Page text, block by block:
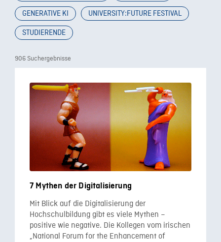
906 Suchergebnisse
7 Mythen der Digitalisierung
Mit Blick auf die Digitalisierung der
Hochschulbildung gibt es viele Mythen –
positive wie negative. Die Kollegen vom irischen
„National Forum for the Enhancement of
GENERATIVE KI
UNIVERSITY:FUTURE FESTIVAL
STUDIERENDE